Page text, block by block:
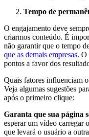
Tempo de
O engajamento deve
criarmos conteúdo. É
não garantir que o tempo
que as demais empresas. O
pontos a favor dos
Quais fatores influenciam
Veja algumas sugestões
após o primeiro clique:
Garanta que sua página
esperar um vídeo carregar
que levará o usuário a